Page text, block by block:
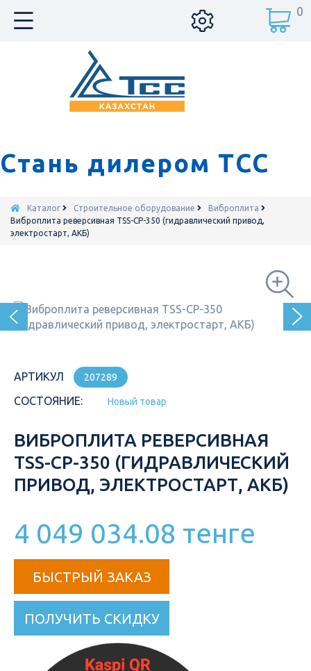
Стань дилером ТСС
0
Каталог Строительное оборудование
Виброплита
Виброплита реверсивная TSS-CP-350 (гидравлический привод,
электростарт, АКБ)
АРТИКУЛ 207289
СОСТОЯНИЕ: Новый товар
ВИБРОПЛИТА РЕВЕРСИВНАЯ
TSS-CP-350 (ГИДРАВЛИЧЕСКИЙ
ПРИВОД, ЭЛЕКТРОСТАРТ, АКБ)
4 049 034.08 тенге
БЫСТРЫЙ ЗАКАЗ
ПОЛУЧИТЬ СКИДКУ